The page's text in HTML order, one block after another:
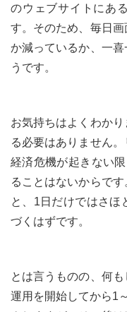
のウェブサイトにあ
す。そのため、毎日
か減っているか、一
うです。
お気持ちはよくわか
る必要はありません
経済危機が起きない
ることはないからで
と、1日だけではさほ
づくはずです。
とは言うものの、何
運用を開始してから1